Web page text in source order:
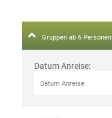
Gruppen ab 6 Personen
Datum Anreise: